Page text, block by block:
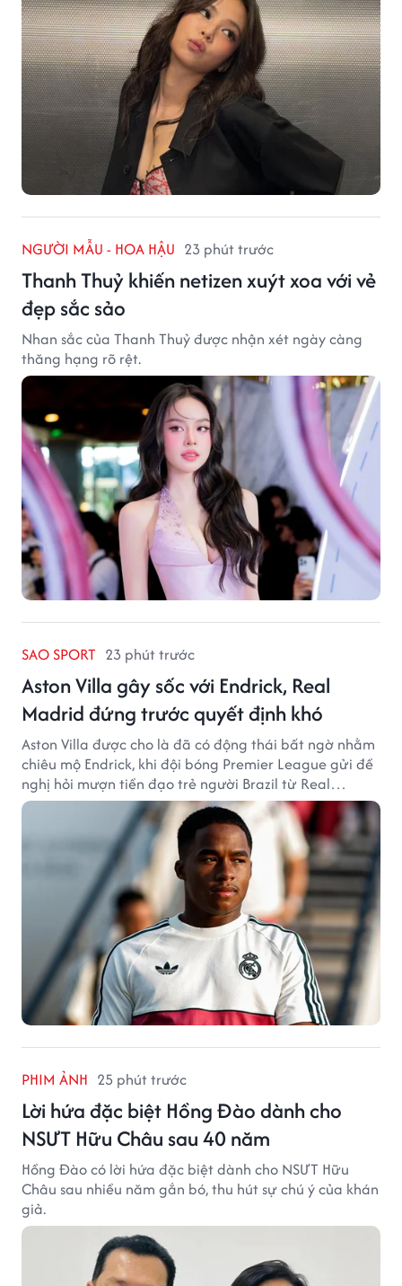
NGƯỜI MẪU - HOA HẬU 23 phút trước
Thanh Thuỷ khiến netizen xuýt xoa với vẻ
đẹp sắc sảo
Nhan sắc của Thanh Thuỷ được nhận xét ngày càng
thăng hạng rõ rệt.
SAO SPORT 23 phút trước
Aston Villa gây sốc với Endrick, Real
Madrid đứng trước quyết định khó
Aston Villa được cho là đã có động thái bất ngờ nhằm
chiêu mộ Endrick, khi đội bóng Premier League gửi đề
nghị hỏi mượn tiền đạo trẻ người Brazil từ Real
Madrid.
PHIM ẢNH 25 phút trước
Lời hứa đặc biệt Hồng Đào dành cho
NSƯT Hữu Châu sau 40 năm
Hồng Đào có lời hứa đặc biệt dành cho NSƯT Hữu
Châu sau nhiều năm gắn bó, thu hút sự chú ý của khán
giả.